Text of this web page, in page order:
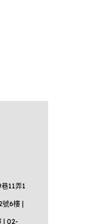
11弄1
號6樓 |
| 02-